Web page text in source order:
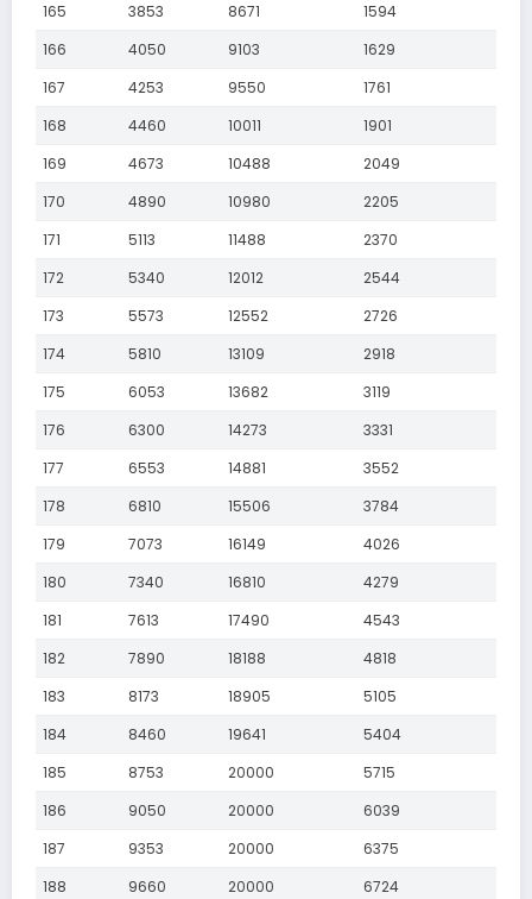
165
3853 8671
1594
166
4050 9103
1629
167
4253 9550
1761
168
4460 10011
1901
169
4673 10488
2049
170
4890 10980
2205
171
5113 11488
2370
172
5340 12012
2544
173
5573 12552
2726
174
5810 13109
2918
175
6053 13682
3119
176
6300 14273
3331
177
6553 14881
3552
178
6810 15506
3784
179
7073 16149
4026
180
7340 16810
4279
181
7613 17490
4543
182
7890 18188
4818
183
8173 18905
5105
184
8460 19641
5404
185
8753 20000
5715
186
9050 20000
6039
187
9353 20000
6375
188
9660 20000
6724